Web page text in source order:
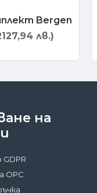
Bergen
лв.)
на
ОРС